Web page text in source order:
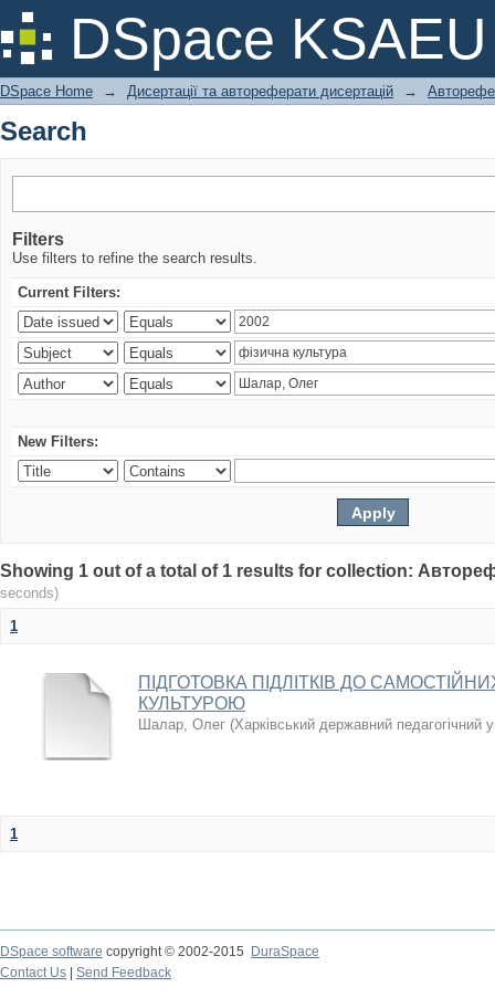
DSpace KSAEU
Search
DSpace Home → Дисертації та автореферати дисертацій →
Search
Filters
Use filters to refine the search results.
Current Filters:
New Filters:
Showing 1 out of a total of 1 results for collection:
seconds)
1
ПІДГОТОВКА ПІДЛІТКІВ ДО
КУЛЬТУРОЮ
Шалар, Олег (Харківський державний педагогічний
1
DSpace software copyright © 2002-2015
DuraSpace
Contact Us
Send Feedback